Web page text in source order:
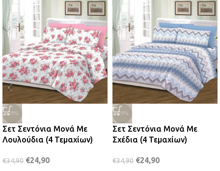
-29%
Σετ Σεντόνια Μονά Με
Λουλούδια (4 Τεμαχίων)
€34,90 €24,90
-29%
Σετ Σεντόνια Μονά Με
Σχέδια (4 Τεμαχίων)
€34,90 €24,90